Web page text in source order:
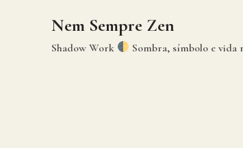
Nem Sempre Zen
Shadow Work Sombra, símbolo e vida